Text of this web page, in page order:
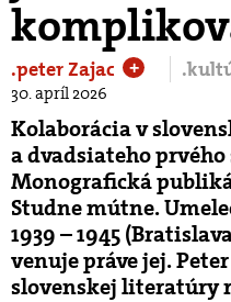
.peter Zajac +
30. apríl 2026
Kolaborácia v
a dvadsiateho
Monografická
Studne mútne.
1939 – 1945
venuje práve jej.
slovenskej literatúry